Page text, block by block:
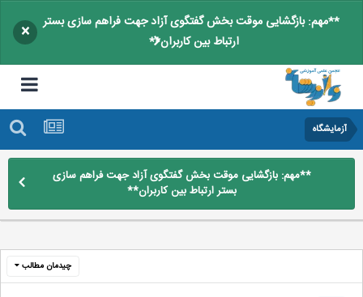
**مهم: بازگشایی موقت بخش گفتگوی آزاد جهت فراهم سازی بستر
ارتباط بین کاربران**
×
آزمایشگاه
**مهم: بازگشایی موقت بخش گفتگوی آزاد جهت فراهم سازی
بستر ارتباط بین کاربران**
چیدمان مطالب